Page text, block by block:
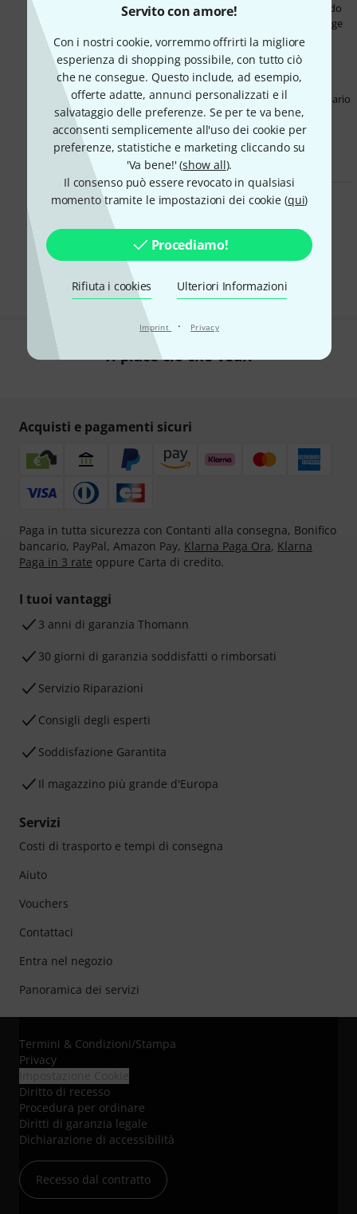
Servito con amore!
Con i nostri cookie, vorremmo offrirti la migliore
esperienza di shopping possibile, con tutto ciò
che ne consegue. Questo include, ad esempio,
offerte adatte, annunci personalizzati e il
salvataggio delle preferenze. Se per te va bene,
acconsenti semplicemente all'uso dei cookie per
preferenze, statistiche e marketing cliccando su
'Va bene!' (show all).
Il consenso può essere revocato in qualsiasi
momento tramite le impostazioni dei cookie (qui)
Procediamo!
Rifiuta i cookies Ulteriori Informazioni
Imprint · Privacy
Celestion V30 2x12 cabinet
200 €
Cabinet von Harley Benton mit
Celestion V30-Lautsprechern. Es
funktioniert einwandfrei. Die
einzigen Gebrauchsspuren
befinden sich auf der linken
Seite, wie au...
299 €·07.05. in Catania
Vendo
favoloso Amplificatore vintage
per chitarra, totalmente
revisionato, anno 1989. È un
Fender Switcher, raro e
introvabile Condizioni
impeccabili. Cerchi il leggendario
clean Fe...
Navigatore intelligente
Lista degli annunci
Inserisci un annuncio gratuitamente
Ti piace ciò che vedi?
Acquisti e pagamenti sicuri
Paga in tutta sicurezza con Contanti alla consegna, Bonifico
bancario, PayPal, Amazon Pay, Klarna Paga Ora, Klarna
Paga in 3 rate oppure Carta di credito.
I tuoi vantaggi
3 anni di garanzia Thomann
30 giorni di garanzia soddisfatti o rimborsati
Servizio Riparazioni
Consigli degli esperti
Soddisfazione Garantita
Il magazzino più grande d'Europa
Servizi
Costi di trasporto e tempi di consegna
Aiuto
Vouchers
Contattaci
Entra nel negozio
Panoramica dei servizi
Termini & Condizioni/Stampa
Privacy
Diritto di recesso
Procedura per ordinare
Diritti di garanzia legale
Dichiarazione di accessibilità
Recesso dal contratto